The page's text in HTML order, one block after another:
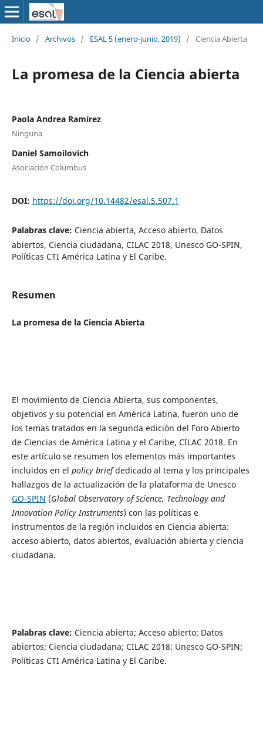
Inicio / Archivos / ESAL 5 (enero-junio, 2019) / Ciencia Abierta
La promesa de la Ciencia abierta
Paola Andrea Ramírez
Ninguna
Daniel Samoilovich
Asociación Columbus
DOI: https://doi.org/10.14482/esal.5.507.1
Palabras clave: Ciencia abierta, Acceso abierto, Datos
abiertos, Ciencia ciudadana, CILAC 2018, Unesco GO-SPIN,
Políticas CTI América Latina y El Caribe.
Resumen
La promesa de la Ciencia Abierta
El movimiento de Ciencia Abierta, sus componentes,
objetivos y su potencial en América Latina, fueron uno de
los temas tratados en la segunda edición del Foro Abierto
de Ciencias de América Latina y el Caribe, CILAC 2018. En
este artículo se resumen los elementos más importantes
incluidos en el policy briefdedicado al tema y los principales
hallazgos de la actualización de la plataforma de Unesco
GO-SPIN (Global Observatory of Science, Technology and
Innovation Policy Instruments) con las políticas e
instrumentos de la región incluidos en Ciencia abierta:
acceso abierto, datos abiertos, evaluación abierta y ciencia
ciudadana.
Palabras clave: Ciencia abierta; Acceso abierto; Datos
abiertos; Ciencia ciudadana; CILAC 2018; Unesco GO-SPIN;
Políticas CTI América Latina y El Caribe.